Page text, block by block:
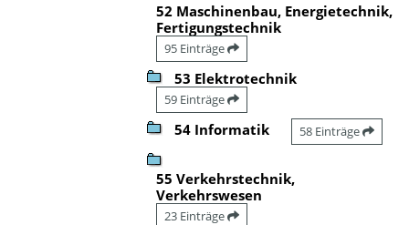
52 Maschinenbau, Energietechnik,
Fertigungstechnik
95 Einträge
53 Elektrotechnik
59 Einträge
54 Informatik 58 Einträge
55 Verkehrstechnik,
Verkehrswesen
23 Einträge